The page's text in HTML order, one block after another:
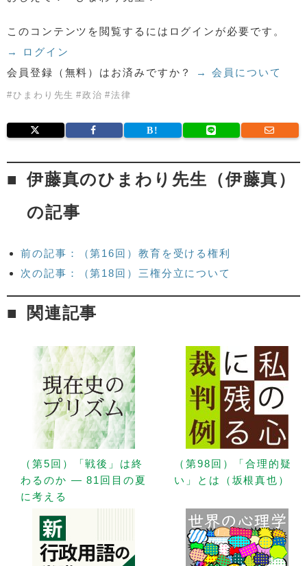
このコンテンツを閲覧するにはログインが必要です。
→ ログイン
会員登録（無料）はお済みですか？
→ 会員について
#ひまわり先生 #政治 #法律
伊藤真のひまわり先生（伊藤真）
の記事
前の記事：（第16回）教育を受ける権利
次の記事：（第18回）三権分立について
関連記事
（第5回）「戦後」は終
わるのか — 81回目の夏
に考える
（第98回）「合理的疑
い」とは（坂根真也）